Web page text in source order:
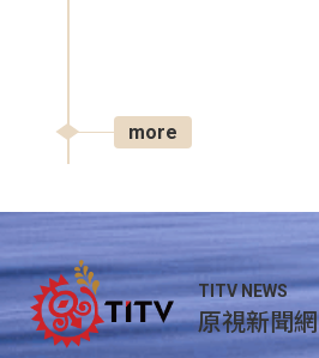
more
TITV NEWS
原視新聞網